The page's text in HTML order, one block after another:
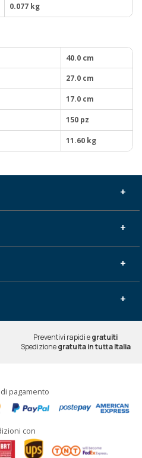
0.077 kg
40.0 cm
27.0 cm
17.0 cm
150 pz
11.60 kg
+
+
+
+
Preventivi rapidi egratuiti
Spedizionegratuita in tutta Italia
pagamento
con